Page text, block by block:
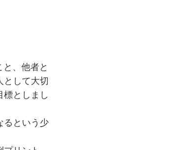
、他者と
として大切
標としまし
るという少